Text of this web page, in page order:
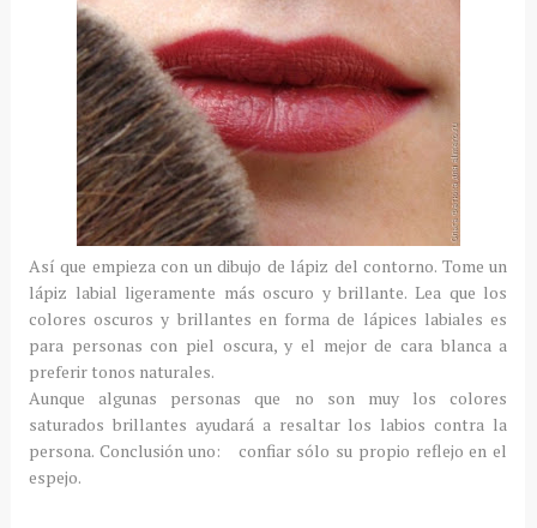
Así que empieza con un dibujo de lápiz del contorno. Tome un
lápiz labial ligeramente más oscuro y brillante. Lea que los
colores oscuros y brillantes en forma de lápices labiales es
para personas con piel oscura, y el mejor de cara blanca a
preferir tonos naturales.
Aunque algunas personas que no son muy los colores
saturados brillantes ayudará a resaltar los labios contra la
persona. Conclusión uno: confiar sólo su propio reflejo en el
espejo.